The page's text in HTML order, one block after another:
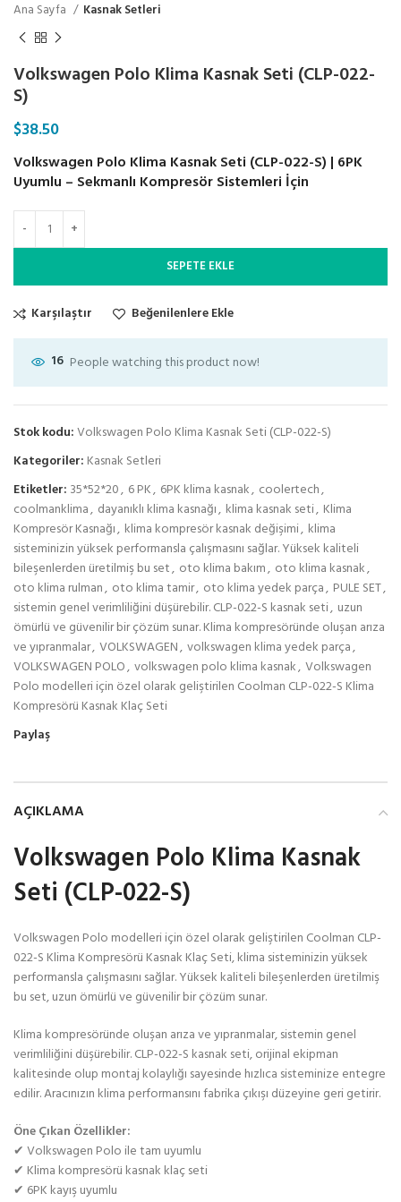
Ana Sayfa Kasnak Setleri
Volkswagen Polo Klima Kasnak Seti (CLP-022-
S)
$38.50
Volkswagen Polo Klima Kasnak Seti (CLP-022-S) | 6PK
Uyumlu – Sekmanlı Kompresör Sistemleri İçin
SEPETE EKLE
Karşılaştır Beğenilenlere Ekle
16 People watching this product now!
Stok kodu:Volkswagen Polo Klima Kasnak Seti (CLP-022-S)
Kategoriler: Kasnak Setleri
Etiketler: 35*52*20, 6 PK, 6PK klima kasnak, coolertech,
coolmanklima, dayanıklı klima kasnağı, klima kasnak seti, Klima
Kompresör Kasnağı, klima kompresör kasnak değişimi, klima
sisteminizin yüksek performansla çalışmasını sağlar. Yüksek kaliteli
bileşenlerden üretilmiş bu set, oto klima bakım, oto klima kasnak,
oto klima rulman, oto klima tamir, oto klima yedek parça, PULE SET,
sistemin genel verimliliğini düşürebilir. CLP-022-S kasnak seti, uzun
ömürlü ve güvenilir bir çözüm sunar. Klima kompresöründe oluşan arıza
ve yıpranmalar, VOLKSWAGEN, volkswagen klima yedek parça,
VOLKSWAGEN POLO, volkswagen polo klima kasnak, Volkswagen
Polo modelleri için özel olarak geliştirilen Coolman CLP-022-S Klima
Kompresörü Kasnak Klaç Seti
Paylaş
AÇIKLAMA
Volkswagen Polo Klima Kasnak
Seti (CLP-022-S)
Volkswagen Polo modelleri için özel olarak geliştirilen Coolman CLP-
022-S Klima Kompresörü Kasnak Klaç Seti, klima sisteminizin yüksek
performansla çalışmasını sağlar. Yüksek kaliteli bileşenlerden üretilmiş
bu set, uzun ömürlü ve güvenilir bir çözüm sunar.
Klima kompresöründe oluşan arıza ve yıpranmalar, sistemin genel
verimliliğini düşürebilir. CLP-022-S kasnak seti, orijinal ekipman
kalitesinde olup montaj kolaylığı sayesinde hızlıca sisteminize entegre
edilir. Aracınızın klima performansını fabrika çıkışı düzeyine geri getirir.
Öne Çıkan Özellikler:
✔ Volkswagen Polo ile tam uyumlu
✔ Klima kompresörü kasnak klaç seti
✔ 6PK kayış uyumlu